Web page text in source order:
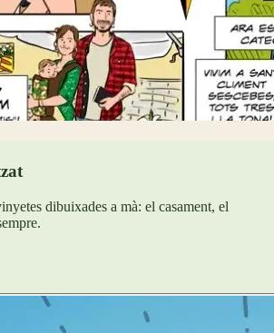
dibuixades a mà: el casament, el